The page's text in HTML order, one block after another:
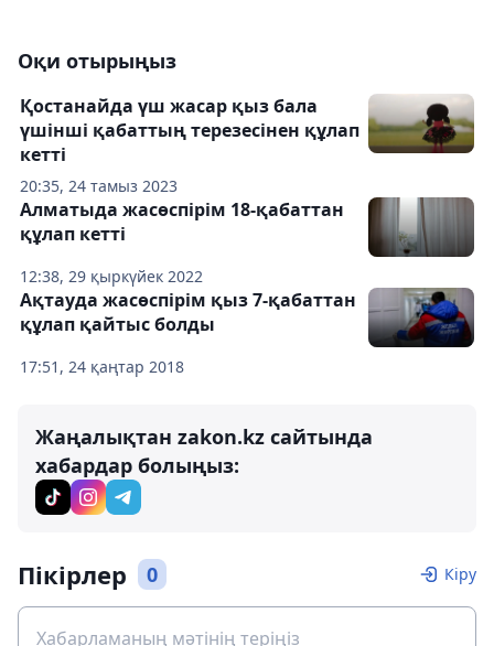
Оқи отырыңыз
20:35, 24 тамыз 2023
Қостанайда үш жасар қыз бала
үшінші қабаттың терезесінен құлап
кетті
12:38, 29 қыркүйек 2022
Алматыда жасөспірім 18-қабаттан
құлап кетті
17:51, 24 қаңтар 2018
Ақтауда жасөспірім қыз 7-қабаттан
құлап қайтыс болды
Жаңалықтан zakon.kz сайтында
хабардар болыңыз:
Пікірлер 0 Кіру